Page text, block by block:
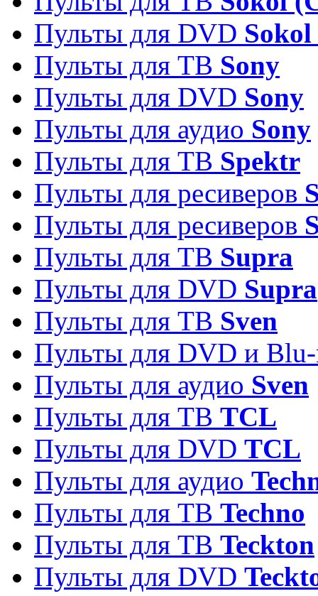
Пульты для DVD
Пульты для ТВ Sony
Пульты для DVD Sony
Пульты для аудио Sony
Пульты для ТВ Spektr
Пульты для ресиверов
Пульты для ресиверов
Пульты для ТВ Supra
Пульты для DVD Supra
Пульты для ТВ Sven
Пульты для DVD и
Пульты для аудио Sven
Пульты для ТВ TCL
Пульты для DVD TCL
Пульты для аудио
Пульты для ТВ Techno
Пульты для ТВ Teckton
Пульты для DVD